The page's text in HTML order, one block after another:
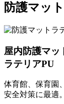
防護マッ
屋内防護マッ
ラテリアPU
体育館、保育園
安全対策に最適。